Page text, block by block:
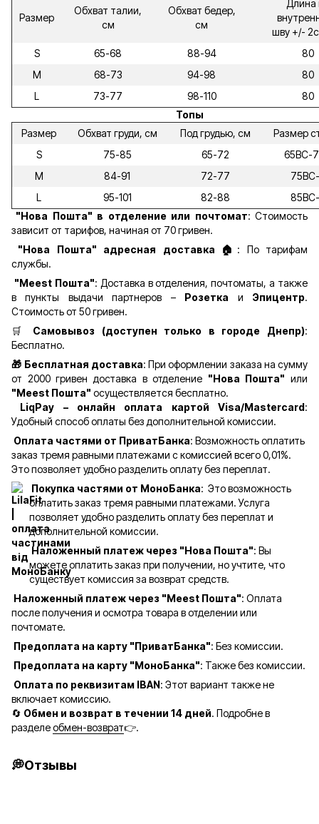
Размер
Обхват талии,
см
Обхват бедер,
см
Длина
шву +/-
S
65-68 88-94
80
M
68-73 94-98
80
L
73-77 98-110
80
Топы
Размер
Обхват груди, см Под грудью, см
Размер
S
75-85 65-72
65ВС-
M
84-91 72-77
L
95-101 82-88
"Нова Пошта" в отделение или почтомат: Стоимость
зависит от тарифов, начиная от 70 гривен.
"Нова Пошта" адресная доставка 🏠 : По тарифам
службы.
"Meest Пошта": Доставка в отделения, почтоматы, а также
в пункты выдачи партнеров – Розетка и Эпицентр.
Стоимость от 50 гривен.
🛒 Самовывоз (доступен только в городе Днепр):
Бесплатно.
🎁 Бесплатная доставка: При оформлении заказа на сумму
от 2000 гривен доставка в отделение "Нова Пошта" или
"Meest Пошта" осуществляется бесплатно.
LiqPay – онлайн оплата картой Visa/Mastercard:
Удобный способ оплаты без дополнительной комиссии.
Оплата частями от ПриватБанка: Возможность оплатить
заказ тремя равными платежами с комиссией всего 0,01%.
Это позволяет удобно разделить оплату без переплат.
Покупка частями от МоноБанка: Это возможность
оплатить заказ тремя равными платежами. Услуга
позволяет удобно разделить оплату без переплат и
дополнительной комиссии.
Наложенный платеж через "Нова Пошта": Вы
можете оплатить заказ при получении, но учтите, что
существует комиссия за возврат средств.
Наложенный платеж через "Meest Пошта": Оплата
после получения и осмотра товара в отделении или
почтомате.
Предоплата на карту "ПриватБанка": Без комиссии.
Предоплата на карту "МоноБанка": Также без комиссии.
Оплата по реквизитам IBAN: Этот вариант также не
включает комиссию.
🔄 Обмен и возврат в течении 14 дней. Подробне в
разделеобмен-возврат👉.
💭Отзывы